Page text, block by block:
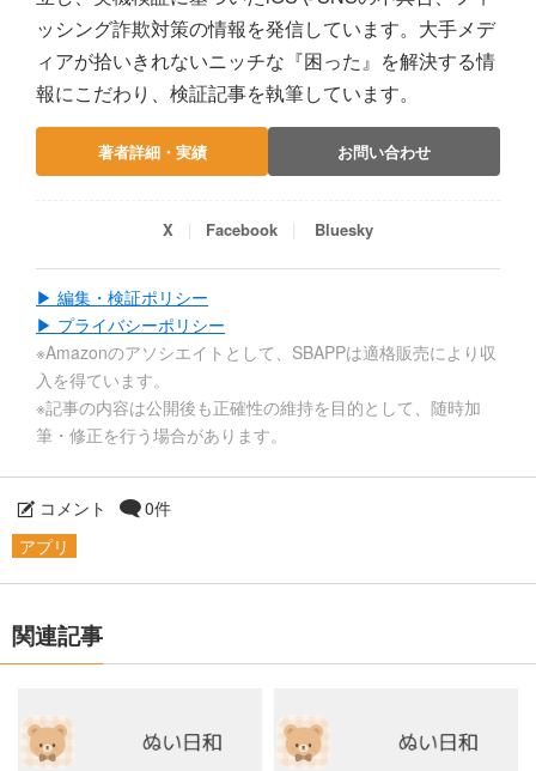
ッシング詐欺対策の情報を発信しています。大手メデ
ィアが拾いきれないニッチな『困った』を解決する情
報にこだわり、検証記事を執筆しています。
著者詳細・実績 お問い合わせ
X Facebook Bluesky
▶ 編集・検証ポリシー
▶ プライバシーポリシー
※Amazonのアソシエイトとして、SBAPPは適格販売により収
入を得ています。
※記事の内容は公開後も正確性の維持を目的として、随時加
筆・修正を行う場合があります。
コメント
0件
アプリ
関連記事